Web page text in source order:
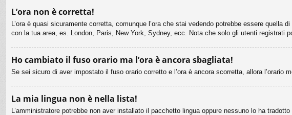
L’ora non è corretta!
L’ora è quasi sicuramente corretta, comunque l’ora che stai vedendo potrebbe essere
con la tua area, es. London, Paris, New York, Sydney, ecc. Nota che solo gli utenti registrati
Ho cambiato il fuso orario ma l’ora è ancora sbagliata!
Se sei sicuro di aver impostato il fuso orario corretto e l’ora è ancora scorretta, allora l’orario
La mia lingua non è nella lista!
L’amministratore potrebbe non aver installato il pacchetto lingua oppure nessuno lo ha